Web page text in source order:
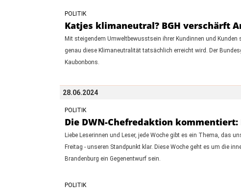
POLITIK
Katjes klimaneutral? BGH verschärft
Mit steigendem Umweltbewusstsein ihrer Kundinnen und
genau diese Klimaneutralität tatsächlich erreicht wird. Der
Kaubonbons.
28.06.2024
POLITIK
Die DWN-Chefredaktion
Liebe Leserinnen und Leser, jede Woche gibt es ein Thema, das
Freitag - unseren Standpunkt klar. Diese Woche geht es um die
Brandenburg ein Gegenentwurf sein.
POLITIK